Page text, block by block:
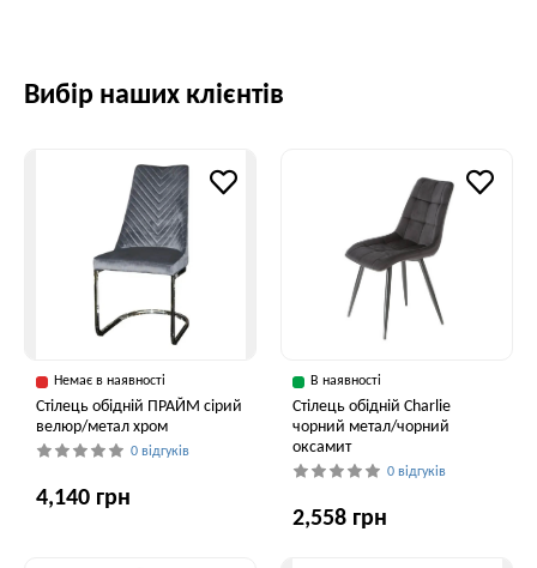
Вибір наших клієнтів
Немає в наявності
Стілець обідній ПРАЙМ сірий
велюр/метал хром
0 відгуків
4,140 грн
В наявності
Стілець обідній Charlie
чорний метал/чорний
оксамит
0 відгуків
2,558 грн